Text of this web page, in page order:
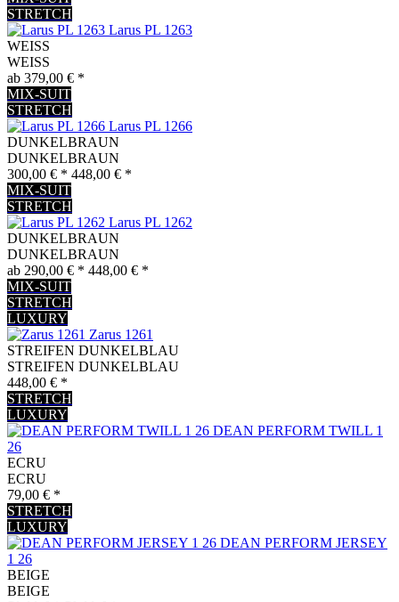
STRETCH
Larus PL 1263
WEISS
WEISS
ab 379,00 € *
MIX-SUIT
STRETCH
Larus PL 1266
DUNKELBRAUN
DUNKELBRAUN
300,00 € * 448,00 € *
MIX-SUIT
STRETCH
Larus PL 1262
DUNKELBRAUN
DUNKELBRAUN
ab 290,00 € * 448,00 € *
MIX-SUIT
STRETCH
LUXURY
Zarus 1261
STREIFEN DUNKELBLAU
STREIFEN DUNKELBLAU
448,00 € *
STRETCH
LUXURY
DEAN PERFORM TWILL 1
26
ECRU
ECRU
79,00 € *
STRETCH
LUXURY
DEAN PERFORM JERSEY
1 26
BEIGE
BEIGE